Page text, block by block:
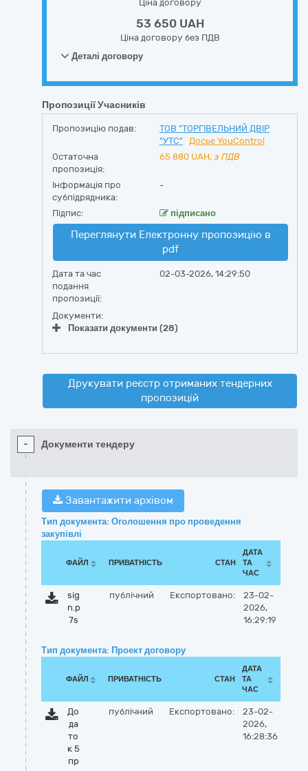
Ціна договору
53 650 UAH
Ціна договору без ПДВ
Деталі договору
Пропозиції Учасників
Пропозицію подав:
ТОВ "ТОРГІВЕЛЬНИЙ ДВІР
"УТС"
Досьє YouControl
Остаточна
пропозиція:
65 880 UAH, з ПДВ
Інформація про
субпідрядника:
-
Підпис: підписано
Переглянути Електронну пропозицію в
pdf
Дата та час
подання
пропозиції:
02-03-2026, 14:29:50
Документи:
Показати документи (28)
Друкувати реєстр отриманих тендерних
пропозицій
- Документи тендеру
Завантажити архівом
Тип документа: Оголошення про проведення
закупівлі
ФАЙЛ ПРИВАТНІСТЬ СТАН
ДАТА
ТА
ЧАС
sig
n.p
7s
публічний Експортовано:
23-02-
2026,
16:29:19
Тип документа: Проект договору
ФАЙЛ ПРИВАТНІСТЬ СТАН
ДАТА
ТА
ЧАС
До
да
то
к 5
пр
публічний Експортовано:
23-02-
2026,
16:28:36